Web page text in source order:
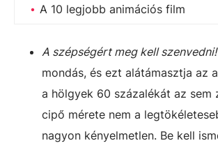
A 10 legjobb animációs film
A szépségért meg kell szenvedni!
mondás, és ezt alátámasztja az
a hölgyek 60 százalékát az sem
cipő mérete nem a
nagyon kényelmetlen. Be kell